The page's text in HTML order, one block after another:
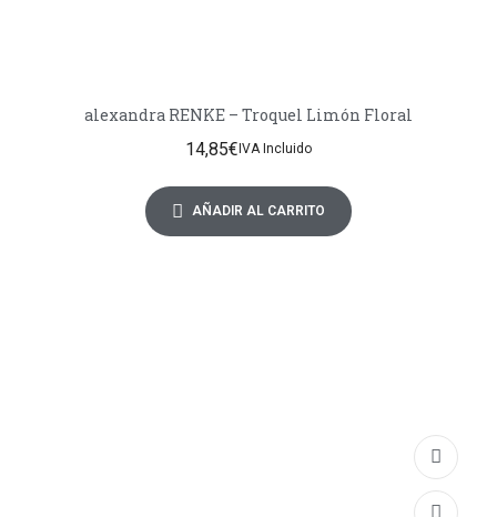
alexandra RENKE – Troquel Limón Floral
14,85€ IVA Incluido
AÑADIR AL CARRITO